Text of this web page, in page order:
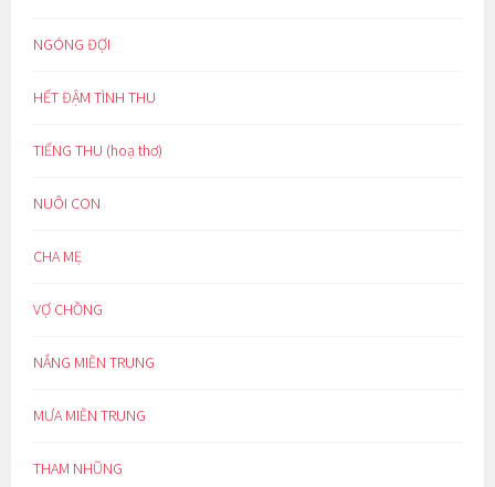
NGÓNG ĐỢI
HẾT ĐẬM TÌNH THU
TIẾNG THU (hoạ thơ)
NUÔI CON
CHA MẸ
VỢ CHỒNG
NẮNG MIỀN TRUNG
MƯA MIỀN TRUNG
THAM NHŨNG